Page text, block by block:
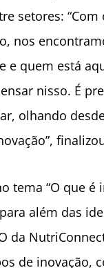
setores: “Com
nos
e quem está
nisso. É
olhando
tema “O que é
além das
da
de inovação,